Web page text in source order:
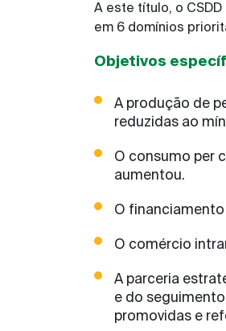
A este título, o
em 6 domínios
Objetivos
A produção de
reduzidas ao
O consumo per
aumentou.
O
O comércio
A parceria
e do
promovidas e